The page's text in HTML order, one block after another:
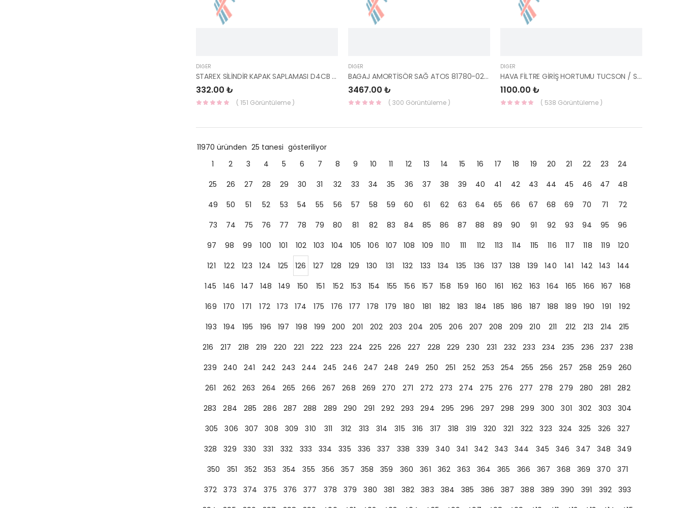
DIĞER
STAREX SİLİNDİR KAPAK SAPLAMASI D4CB / KMY 08-11 22321-4A000-HMC
332.00 ₺
( 151 Görüntüleme )
DIĞER
BAGAJ AMORTİSÖR SAĞ ATOS 81780-02010 81780-02011-HMC
3467.00 ₺
( 300 Görüntüleme )
DIĞER
HAVA FİLTRE GİRİŞ HORTUMU TUCSON / SPORTAGE 28139-2E200-YS
1100.00 ₺
( 538 Görüntüleme )
11970 üründen 25 tanesi gösteriliyor
1
2 3 4 5 6 7 8 9 10 11 12 13 14 15 16 17 18 19 20 21 22 23
24
25
26 27 28 29 30 31 32 33 34 35 36 37 38 39 40 41 42 43 44 45 46 47
48
49
50 51 52 53 54 55 56 57 58 59 60 61 62 63 64 65 66 67 68 69 70 71
72
73
74 75 76 77 78 79 80 81 82 83 84 85 86 87 88 89 90 91 92 93 94 95
96
97
98 99 100 101 102 103 104 105 106 107 108 109 110 111 112 113 114 115 116 117 118 119
120
121
122 123 124 125 126 127 128 129 130 131 132 133 134 135 136 137 138 139 140 141 142 143
144
145
146 147 148 149 150 151 152 153 154 155 156 157 158 159 160 161 162 163 164 165 166 167
168
169
170 171 172 173 174 175 176 177 178 179 180 181 182 183 184 185 186 187 188 189 190 191
192
193
194 195 196 197 198 199 200 201 202 203 204 205 206 207 208 209 210 211 212 213 214
215
216
217 218 219 220 221 222 223 224 225 226 227 228 229 230 231 232 233 234 235 236 237
238
239
240 241 242 243 244 245 246 247 248 249 250 251 252 253 254 255 256 257 258 259
260
261
262 263 264 265 266 267 268 269 270 271 272 273 274 275 276 277 278 279 280 281
282
283
284 285 286 287 288 289 290 291 292 293 294 295 296 297 298 299 300 301 302 303
304
305
306 307 308 309 310 311 312 313 314 315 316 317 318 319 320 321 322 323 324 325 326
327
328
329 330 331 332 333 334 335 336 337 338 339 340 341 342 343 344 345 346 347 348
349
350
351 352 353 354 355 356 357 358 359 360 361 362 363 364 365 366 367 368 369 370
371
372
373 374 375 376 377 378 379 380 381 382 383 384 385 386 387 388 389 390 391 392
393